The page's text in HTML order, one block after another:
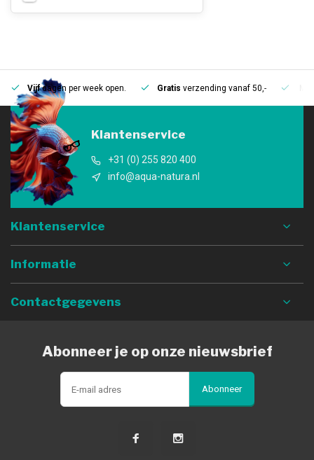
Vijfdagen per week open. Gratis verzending vanaf 50,-
Klantenservice
+31 (0) 255 820 400
info@aqua-natura.nl
Klantenservice
Informatie
Contactgegevens
Abonneer je op onze nieuwsbrief
Abonneer